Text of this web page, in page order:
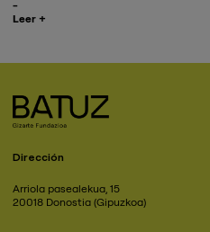
Leer +
Dirección
Arriola pasealekua, 15
20018 Donostia (Gipuzkoa)